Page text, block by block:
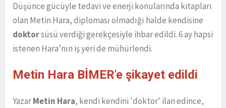
Düşünce gücüyle tedavi ve enerji konularında kitapları
olan Metin Hara, diploması olmadığı halde kendisine
doktorsüsü verdiği gerekçesiyle ihbar edildi. 6 ay hapsi
istenen Hara’nın iş yeri de mühürlendi.
Metin Hara BİMER'e şikayet edildi
YazarMetin Hara, kendi kendini 'doktor' ilan edince,